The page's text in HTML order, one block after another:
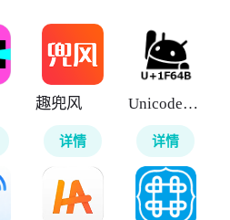
趣兜风
详情
UnicodePad
详情